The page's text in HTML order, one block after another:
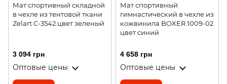
Мат спортивный складной
в чехле из тентовой ткани
Zelart C-3542 цвет зеленый
3 094 грн
Оптовые цены
Мат спортивный
гимнастический в чехле из
кожвинила BOXER 1009-02
цвет синий
4 658 грн
Оптовые цены